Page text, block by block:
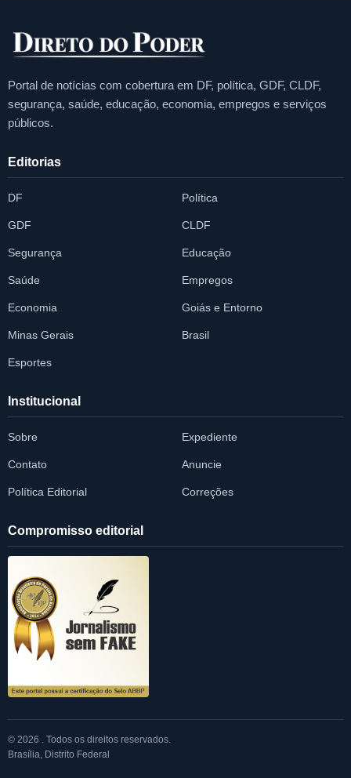
Portal de notícias com cobertura em DF, política, GDF, CLDF,
segurança, saúde, educação, economia, empregos e serviços
públicos.
Editorias
DF Política
GDF CLDF
Segurança Educação
Saúde Empregos
Economia Goiás e Entorno
Minas Gerais Brasil
Esportes
Institucional
Sobre Expediente
Contato Anuncie
Política Editorial Correções
Compromisso editorial
© 2026 . Todos os direitos reservados.
Brasília, Distrito Federal